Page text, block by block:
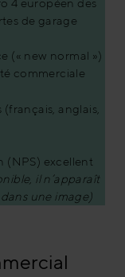
de garage
(« new normal »)
commerciale
anglais,
(NPS) excellent
il n’apparaît
une image)